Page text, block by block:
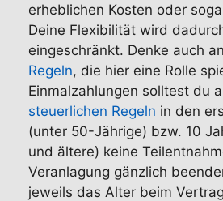
erheblichen Kosten oder
Deine Flexibilität wird
eingeschränkt. Denke auch
Regeln, die hier eine Rolle
Einmalzahlungen solltest du
steuerlichen Regeln in den
(unter 50-Jährige) bzw. 10
und ältere) keine
Veranlagung gänzlich
jeweils das Alter beim